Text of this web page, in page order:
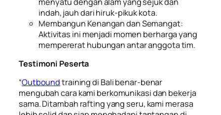
indah, jauh dari hiruk-pikuk kota.
Membangun Kenangan dan Semangat:
Aktivitas ini menjadi momen berharga yang
mempererat hubungan antar anggota tim.
Testimoni Peserta
“Outboundtraining di Bali benar-benar
mengubah cara kami berkomunikasi dan bekerja
sama. Ditambah rafting yang seru, kami merasa